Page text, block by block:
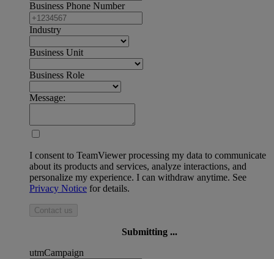
Business Phone Number
Industry
Business Unit
Business Role
Message:
I consent to TeamViewer processing my data to communicate
about its products and services, analyze interactions, and
personalize my experience. I can withdraw anytime. See
Privacy Notice for details.
Contact us
Submitting ...
utmCampaign